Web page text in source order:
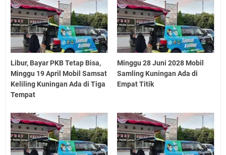
Libur, Bayar PKB Tetap Bisa,
Minggu 19 April Mobil Samsat
Keliling Kuningan Ada di Tiga
Tempat
Minggu 28 Juni 2028 Mobil
Samling Kuningan Ada di
Empat Titik